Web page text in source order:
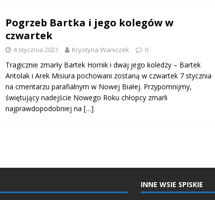
Pogrzeb Bartka i jego kolegów w
czwartek
4 stycznia 2021 Krystyna Waniczek 0
Tragicznie zmarły Bartek Hornik i dwaj jego koledzy – Bartek
Antolak i Arek Misiura pochowani zostaną w czwartek 7 stycznia
na cmentarzu parafialnym w Nowej Białej. Przypomnijmy,
świętujący nadejście Nowego Roku chłopcy zmarli
najprawdopodobniej na […]
INNE WSIE SPISKIE